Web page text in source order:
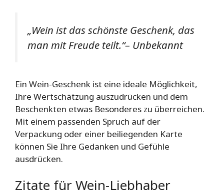
„Wein ist das schönste Geschenk, das
man mit Freude teilt.“– Unbekannt
Ein Wein-Geschenk ist eine ideale Möglichkeit,
Ihre Wertschätzung auszudrücken und dem
Beschenkten etwas Besonderes zu überreichen.
Mit einem passenden Spruch auf der
Verpackung oder einer beiliegenden Karte
können Sie Ihre Gedanken und Gefühle
ausdrücken.
Zitate für Wein-Liebhaber